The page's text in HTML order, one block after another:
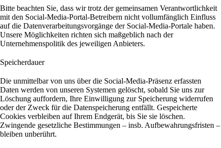
Bitte beachten Sie, dass wir trotz der gemeinsamen Verantwortlichkeit
mit den Social-Media-Portal-Betreibern nicht vollumfänglich Einfluss
auf die Datenverarbeitungsvorgänge der Social-Media-Portale haben.
Unsere Möglichkeiten richten sich maßgeblich nach der
Unternehmenspolitik des jeweiligen Anbieters.
Speicherdauer
Die unmittelbar von uns über die Social-Media-Präsenz erfassten
Daten werden von unseren Systemen gelöscht, sobald Sie uns zur
Löschung auffordern, Ihre Einwilligung zur Speicherung widerrufen
oder der Zweck für die Datenspeicherung entfällt. Gespeicherte
Cookies verbleiben auf Ihrem Endgerät, bis Sie sie löschen.
Zwingende gesetzliche Bestimmungen – insb. Aufbewahrungsfristen –
bleiben unberührt.